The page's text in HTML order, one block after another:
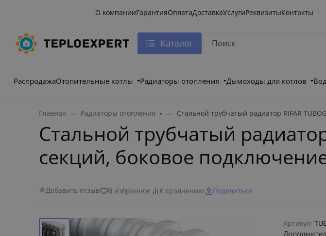
О компанииГарантияОплатаДоставкаУслугиРеквизитыКонтакты
Каталог
РаспродажаОтопительные котлы Радиаторы отопления Дымоходы для котлов
Главная Радиаторы отопления Стальной трубчатый радиатор RIFAR
Стальной трубчатый
секций, боковое
Добавить отзыв В избранное К сравнению Поделиться
Артикул: